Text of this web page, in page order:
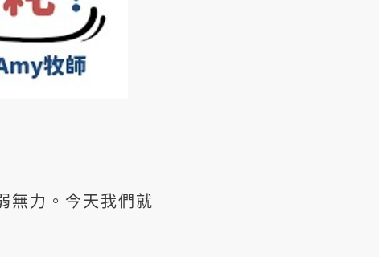
力。今天我們就